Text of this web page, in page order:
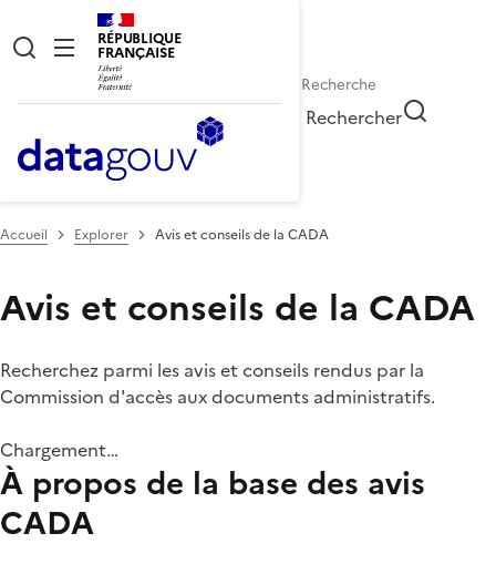
RÉPUBLIQUE
FRANÇAISE
Rechercher
Accueil Explorer Avis et conseils de la CADA
Avis et conseils de la CADA
Recherchez parmi les avis et conseils rendus par la
Commission d'accès aux documents administratifs.
Chargement…
À propos de la base des avis
CADA